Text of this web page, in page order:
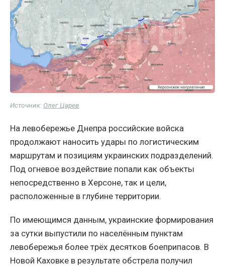
Источник: Олег Царев
На левобережье Днепра российские войска
продолжают наносить удары по логистическим
маршрутам и позициям украинских подразделений.
Под огневое воздействие попали как объекты
непосредственно в Херсоне, так и цели,
расположенные в глубине территории.
По имеющимся данным, украинские формирования
за сутки выпустили по населённым пунктам
левобережья более трёх десятков боеприпасов. В
Новой Каховке в результате обстрела получил